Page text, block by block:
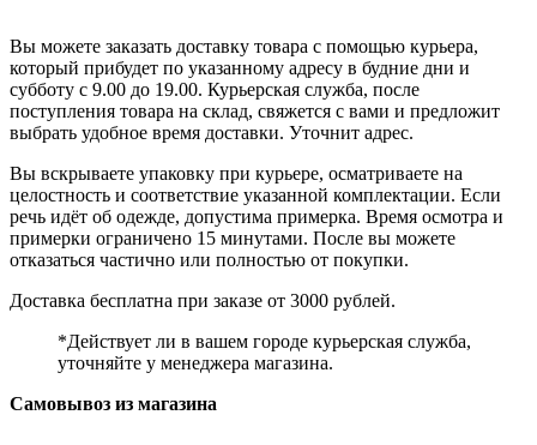
Вы можете заказать доставку товара с помощью курьера,
который прибудет по указанному адресу в будние дни и
субботу с 9.00 до 19.00. Курьерская служба, после
поступления товара на склад, свяжется с вами и предложит
выбрать удобное время доставки. Уточнит адрес.
Вы вскрываете упаковку при курьере, осматриваете на
целостность и соответствие указанной комплектации. Если
речь идёт об одежде, допустима примерка. Время осмотра и
примерки ограничено 15 минутами. После вы можете
отказаться частично или полностью от покупки.
Доставка бесплатна при заказе от 3000 рублей.
*Действует ли в вашем городе курьерская служба,
уточняйте у менеджера магазина.
Самовывоз из магазина